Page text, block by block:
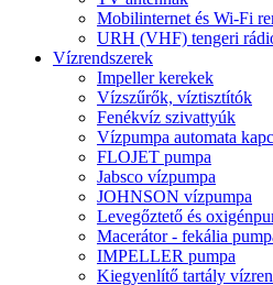
Mobilinternet és Wi-Fi
URH (VHF) tengeri
Vízrendszerek
Impeller kerekek
Vízszűrők, víztisztítók
Fenékvíz szivattyúk
Vízpumpa automata
FLOJET pumpa
Jabsco vízpumpa
JOHNSON vízpumpa
Levegőztető és
Macerátor - fekália
IMPELLER pumpa
Kiegyenlítő tartály